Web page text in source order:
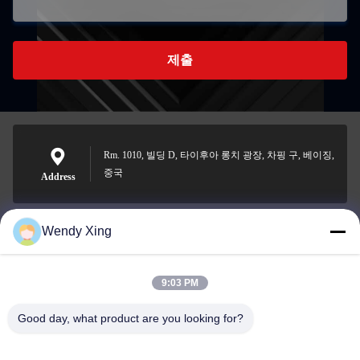
제출
Address
Rm. 1010, 빌딩 D, 타이후아 롱치 광장, 차핑 구, 베이징,
중국
jesingd@vip.sina.com
Wendy Xing
9:03 PM
Good day, what product are you looking for?